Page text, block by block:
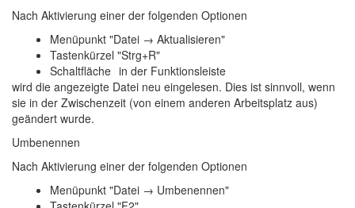
Nach Aktivierung einer der folgenden Optionen
Menüpunkt "Datei → Aktualisieren"
Tastenkürzel "Strg+R"
Schaltfläche in der Funktionsleiste
wird die angezeigte Datei neu eingelesen. Dies ist sinnvoll, wenn
sie in der Zwischenzeit (von einem anderen Arbeitsplatz aus)
geändert wurde.
Umbenennen
Nach Aktivierung einer der folgenden Optionen
Menüpunkt "Datei → Umbenennen"